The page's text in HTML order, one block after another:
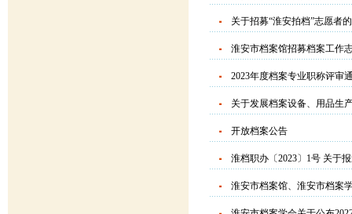
关于招募“淮安拍档”志愿者
淮安市档案馆招募档案工作
2023年度档案专业职称评审
关于发展档案设备、用品生
开放档案公告
淮档职办〔2023〕1号 关于
淮安市档案馆、淮安市档案